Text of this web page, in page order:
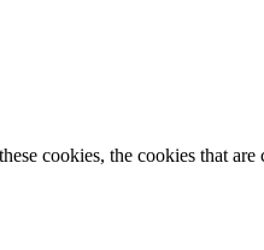
cookies, the cookies that are